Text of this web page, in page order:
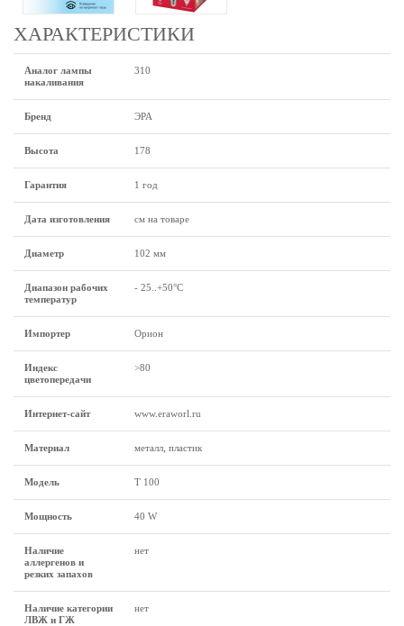
ХАРАКТЕРИСТИКИ
Аналог лампы
накаливания
310
Бренд ЭРА
Высота 178
Гарантия 1 год
Дата изготовления см на товаре
Диаметр 102 мм
Диапазон рабочих
температур
- 25..+50°C
Импортер Орион
Индекс
цветопередачи
>80
Интернет-сайт www.eraworl.ru
Материал металл, пластик
Модель Т 100
Мощность 40 W
Наличие
аллергенов и
резких запахов
нет
Наличие категории
ЛВЖ и ГЖ
нет